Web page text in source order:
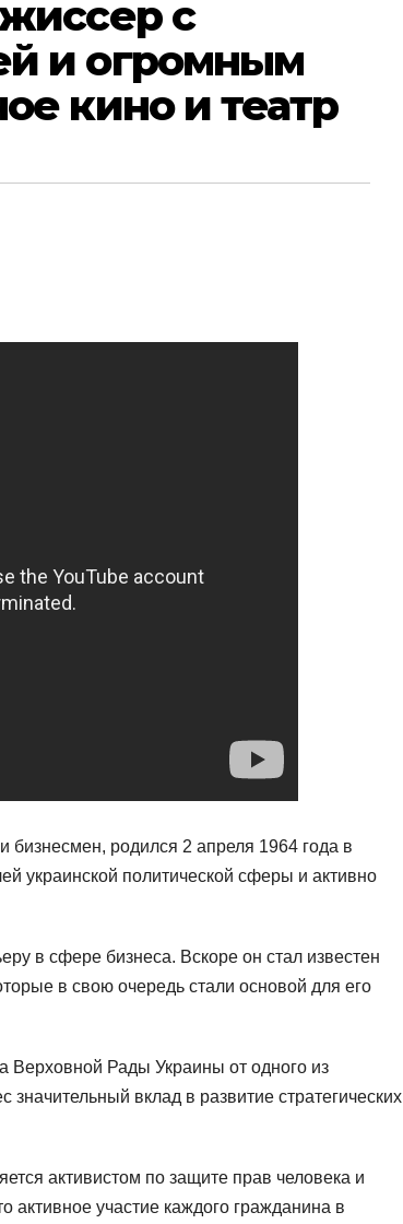
с
и огромным
кино и театр
бизнесмен, родился 2 апреля 1964 года в
украинской политической сферы и активно
в сфере бизнеса. Вскоре он стал известен
в свою очередь стали основой для его
Рады Украины от одного из
вклад в развитие стратегических
активистом по защите прав человека и
активное участие каждого гражданина в